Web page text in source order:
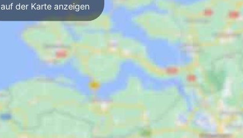
auf der Karte anzeigen